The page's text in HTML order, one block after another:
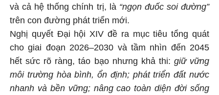
và cả hệ thống chính trị, là “ngọn đuốc soi đường”
trên con đường phát triển mới.
Nghị quyết Đại hội XIV đề ra mục tiêu tổng quát
cho giai đoạn 2026–2030 và tầm nhìn đến 2045
hết sức rõ ràng, táo bạo nhưng khả thi: giữ vững
môi trường hòa bình, ổn định; phát triển đất nước
nhanh và bền vững; nâng cao toàn diện đời sống